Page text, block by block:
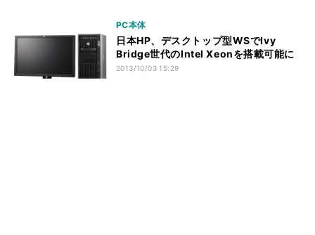
PC本体
日本HP、デスクトップ型WSでIvy
Bridge世代のIntel Xeonを搭載可能に
2013/10/03 15:29